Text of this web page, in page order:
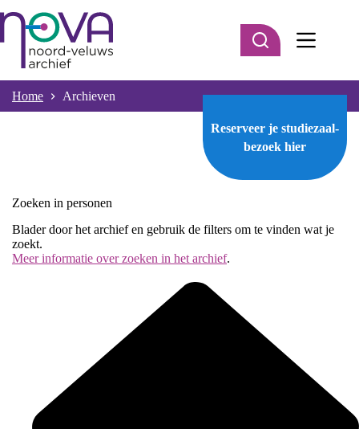
naar
inhoud
Home Archieven
Reserveer je studiezaal-
bezoek hier
Zoeken in personen
Blader door het archief en gebruik de filters om te vinden wat je
zoekt.
Meer informatie over zoeken in het archief.